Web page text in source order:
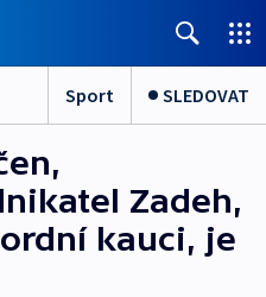
Sport SLEDOVAT
Zadeh,
kauci, je